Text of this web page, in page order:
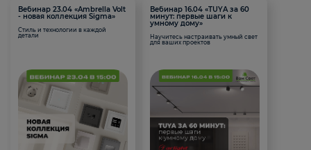
Вебинар 23.04 «Ambrella Volt
- новая коллекция Sigma»
Стиль и технологии в каждой
детали
Вебинар 16.04 «TUYA за 60
минут: первые шаги к
умному дому»
Научитесь настраивать умный свет
для ваших проектов